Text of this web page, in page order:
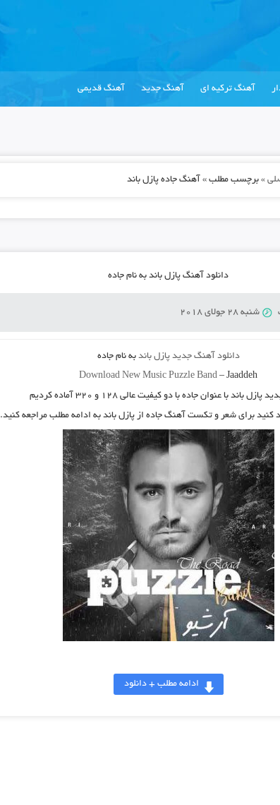
آهنگ ترکیه ای آهنگ جدید آهنگ قدیمی
» برچسب مطلب » آهنگ جاده پازل باند
دانلود آهنگ پازل باند به نام جاده
شنبه 28 جولای 2018
دانلود آهنگ جدید پازل باند به نامجاده
Download New Music Puzzle Band –Jaaddeh
پازل باند با عنوانجاده با دو کیفیت عالی ۱۲۸ و ۳۲۰ آماده کردیم
کنید برای شعر و تکست آهنگ جاده از پازل باند به ادامه مطلب مراجعه کنید.
ادامه مطلب + دانلود